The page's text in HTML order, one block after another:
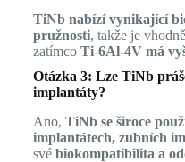
TiNb nabízí vynikající
pružnosti, takže je
zatímco Ti-6Al-4V má
Otázka 3: Lze TiNb
implantáty?
Ano, TiNb se široce
implantátech, zubních
své biokompatibilita a